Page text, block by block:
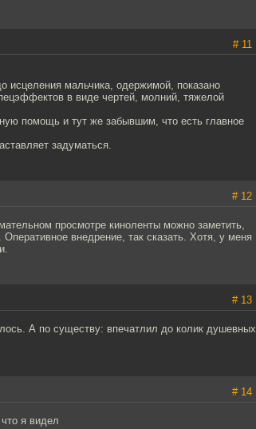
# 11
исцеления мальчика, одержимой, показано
в виде чертей, молний, тяжелой
помощь и тут же забывшим, что есть главное
задуматься.
# 12
просмотре киноленты можно заметить,
внедрение, так сказать. Хотя, у меня
# 13
А по существу: впечатлил до колик душевных
# 14
я видел